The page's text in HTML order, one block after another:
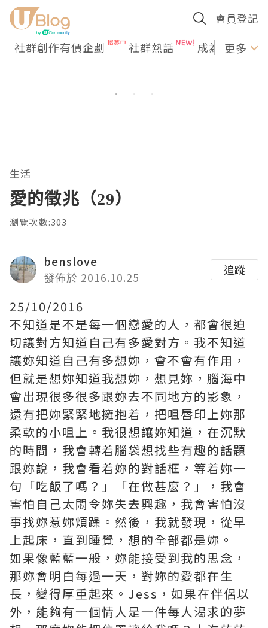
會員登記
社群創作有價企劃 社群熱話 成為U更多
生活
愛的徵兆（29）
瀏覽次數:303
benslove
發佈於 2016.10.25
追蹤
25/10/2016
不知道是不是每一個戀愛的人，都會很迫
切讓對方知道自己有多愛對方。我不知道
讓妳知道自己有多想妳，會不會有作用，
但就是想妳知道我想妳，想見妳，腦海中
會出現很多很多跟妳去不同地方的影象，
還有把妳緊緊地擁抱着，把咀唇印上妳那
柔軟的小咀上。我很想讓妳知道，在沉默
的時間，我會轉着腦袋想找些有趣的話題
跟妳說，我會看着妳的對話框，等着妳一
句「吃飯了嗎？」「在做甚麼？」，我會
害怕自己太悶令妳失去興趣，我會害怕沒
事找妳惹妳煩躁。然後，我就發現，從早
上起床，直到睡覺，想的全部都是妳。
如果像藍藍一般，妳能接受到我的思念，
那妳會明白每過一天，對妳的愛都在生
長，變得厚重起來。Jess，如果在伴侶以
外，能夠有一個情人是一件每人渴求的夢